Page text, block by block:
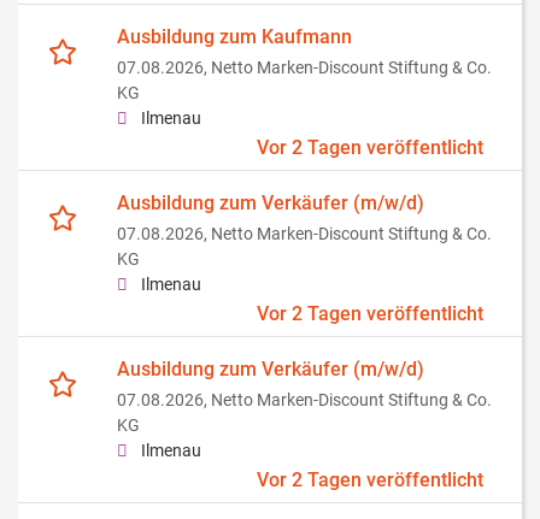
Ausbildung zum Kaufmann
07.08.2026, Netto Marken-Discount Stiftung & Co.
KG
Ilmenau
Vor 2 Tagen veröffentlicht
Ausbildung zum Verkäufer (m/w/d)
07.08.2026, Netto Marken-Discount Stiftung & Co.
KG
Ilmenau
Vor 2 Tagen veröffentlicht
Ausbildung zum Verkäufer (m/w/d)
07.08.2026, Netto Marken-Discount Stiftung & Co.
KG
Ilmenau
Vor 2 Tagen veröffentlicht